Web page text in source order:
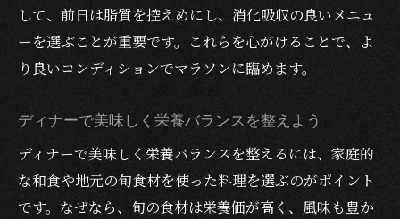
して、前日は脂質を控えめにし、消化吸収の良いメニュ
ーを選ぶことが重要です。これらを心がけることで、よ
り良いコンディションでマラソンに臨めます。
ディナーで美味しく栄養バランスを整えよう
ディナーで美味しく栄養バランスを整えるには、家庭的
な和食や地元の旬食材を使った料理を選ぶのがポイント
です。なぜなら、旬の食材は栄養価が高く、風味も豊か